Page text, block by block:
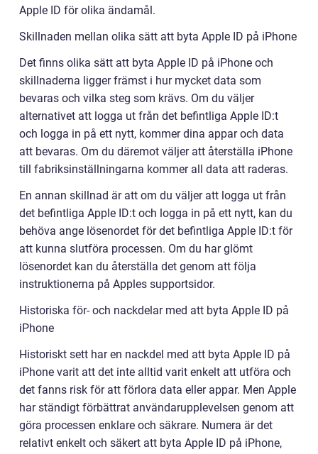
Apple ID för olika ändamål.
Skillnaden mellan olika sätt att byta Apple ID på iPhone
Det finns olika sätt att byta Apple ID på iPhone och
skillnaderna ligger främst i hur mycket data som
bevaras och vilka steg som krävs. Om du väljer
alternativet att logga ut från det befintliga Apple ID:t
och logga in på ett nytt, kommer dina appar och data
att bevaras. Om du däremot väljer att återställa iPhone
till fabriksinställningarna kommer all data att raderas.
En annan skillnad är att om du väljer att logga ut från
det befintliga Apple ID:t och logga in på ett nytt, kan du
behöva ange lösenordet för det befintliga Apple ID:t för
att kunna slutföra processen. Om du har glömt
lösenordet kan du återställa det genom att följa
instruktionerna på Apples supportsidor.
Historiska för- och nackdelar med att byta Apple ID på
iPhone
Historiskt sett har en nackdel med att byta Apple ID på
iPhone varit att det inte alltid varit enkelt att utföra och
det fanns risk för att förlora data eller appar. Men Apple
har ständigt förbättrat användarupplevelsen genom att
göra processen enklare och säkrare. Numera är det
relativt enkelt och säkert att byta Apple ID på iPhone,